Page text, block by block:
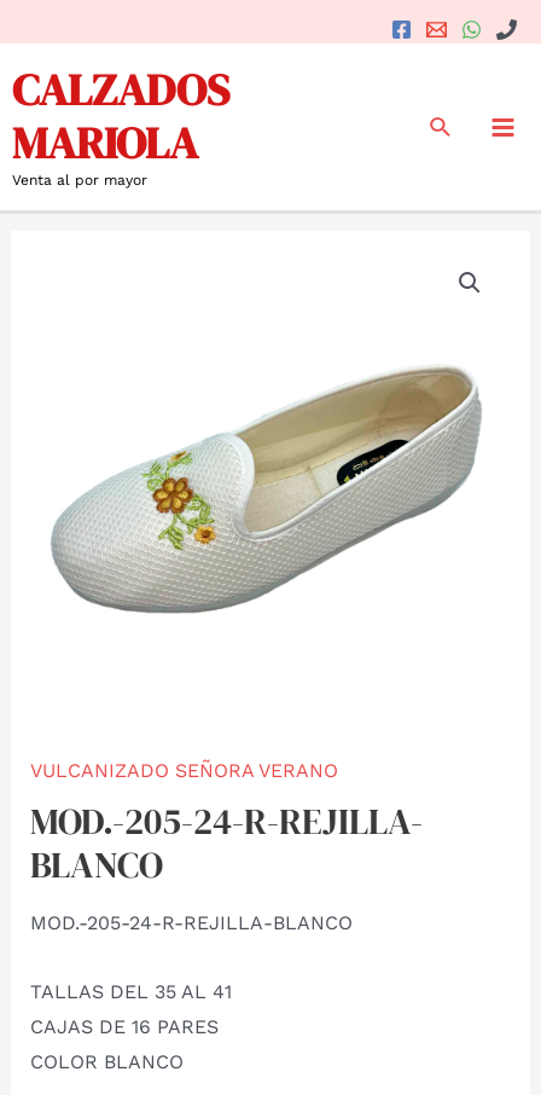
al
contenido
CALZADOS
MARIOLA
Venta al por mayor
Buscar
VULCANIZADO SEÑORA VERANO
MOD.-205-24-R-REJILLA-
BLANCO
MOD.-205-24-R-REJILLA-BLANCO
TALLAS DEL 35 AL 41
CAJAS DE 16 PARES
COLOR BLANCO